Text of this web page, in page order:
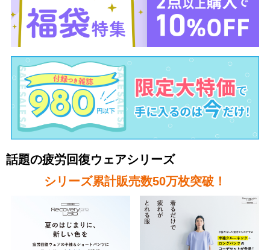
話題の疲労回復ウェアシリーズ
シリーズ累計販売数50万枚突破！